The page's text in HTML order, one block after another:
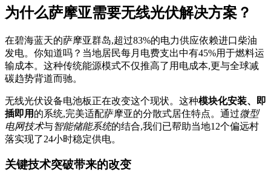
为什么萨摩亚需要无线光伏解决方案？
在碧海蓝天的萨摩亚群岛,超过83%的电力供应依赖进口柴油
发电。你知道吗？当地居民每月电费支出中有45%用于燃料运
输成本。这种传统能源模式不仅推高了用电成本,更与全球减
碳趋势背道而驰。
无线光伏设备电池板正在改变这个现状。这种模块化安装、即
插即用 的系统,完美适配萨摩亚的分散式居住特点。通过微型
电网技术与智能储能系统的结合,我们已帮助当地12个偏远村
落实现了24小时稳定供电。
关键技术突破带来的改变